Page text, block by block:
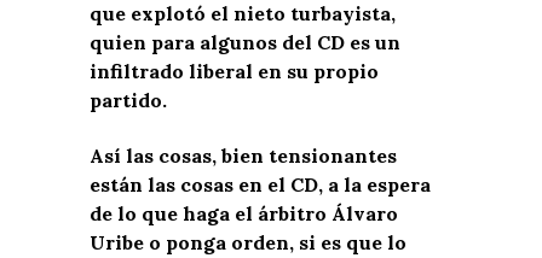
que explotó el nieto turbayista,
quien para algunos del CD es un
infiltrado liberal en su propio
partido.
Así las cosas, bien tensionantes
están las cosas en el CD, a la espera
de lo que haga el árbitro Álvaro
Uribe o ponga orden, si es que lo